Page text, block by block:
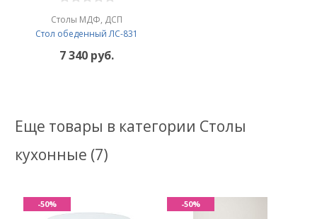
Столы МДФ, ДСП
Стол обеденный ЛС-831
7 340 руб.
Еще товары в категории Столы
кухонные (7)
-50% -50%